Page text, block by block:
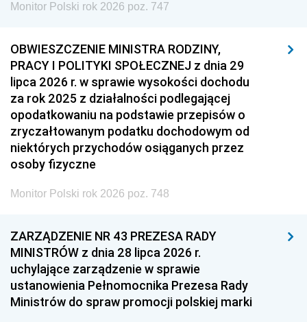
Monitor Polski rok 2026 poz. 747
OBWIESZCZENIE MINISTRA RODZINY,
PRACY I POLITYKI SPOŁECZNEJ z dnia 29
lipca 2026 r. w sprawie wysokości dochodu
za rok 2025 z działalności podlegającej
opodatkowaniu na podstawie przepisów o
zryczałtowanym podatku dochodowym od
niektórych przychodów osiąganych przez
osoby fizyczne
Monitor Polski rok 2026 poz. 748
ZARZĄDZENIE NR 43 PREZESA RADY
MINISTRÓW z dnia 28 lipca 2026 r.
uchylające zarządzenie w sprawie
ustanowienia Pełnomocnika Prezesa Rady
Ministrów do spraw promocji polskiej marki